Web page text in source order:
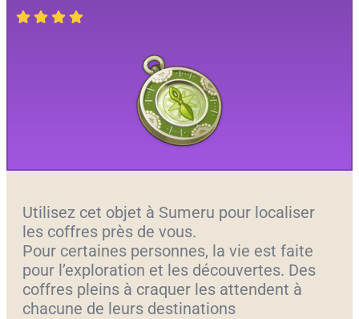
Utilisez cet objet à Sumeru pour localiser
les coffres près de vous.
Pour certaines personnes, la vie est faite
pour l’exploration et les découvertes. Des
coffres pleins à craquer les attendent à
chacune de leurs destinations